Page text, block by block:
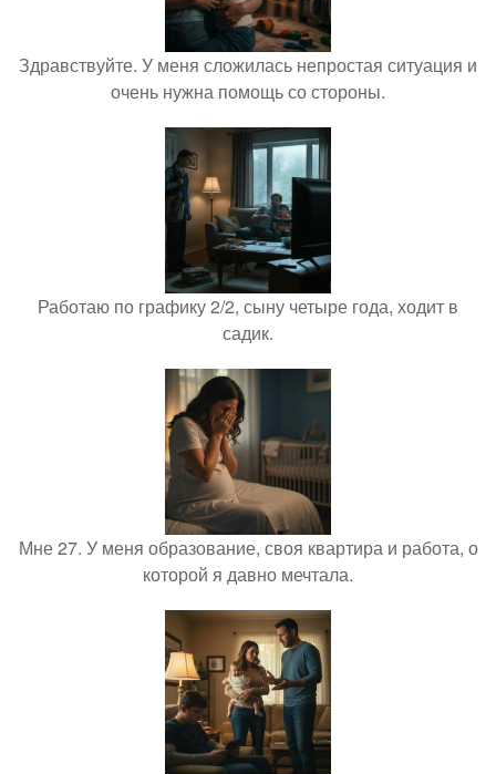
Здравствуйте. У меня сложилась непростая ситуация и
очень нужна помощь со стороны.
Работаю по графику 2/2, сыну четыре года, ходит в
садик.
Мне 27. У меня образование, своя квартира и работа, о
которой я давно мечтала.